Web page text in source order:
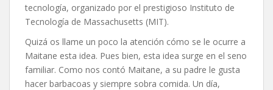
tecnología, organizado por el prestigioso Instituto de
Tecnología de Massachusetts (MIT).
Quizá os llame un poco la atención cómo se le ocurre a
Maitane esta idea. Pues bien, esta idea surge en el seno
familiar. Como nos contó Maitane, a su padre le gusta
hacer barbacoas y siempre sobra comida. Un día,